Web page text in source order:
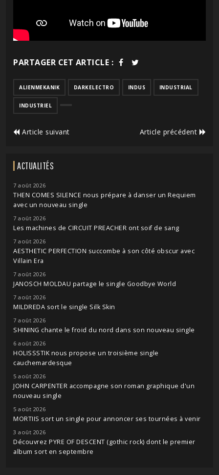
PARTAGER CET ARTICLE :
ALIENMEKANIK DARKELECTRO INDUS INDUSTRIAL
INDUSTRIEL
Article suivant Article précédent
ACTUALITÉS
7 août 2026
THEN COMES SILENCE nous prépare à danser un Requiem
avec un nouveau single
7 août 2026
Les machines de CIRCUIT PREACHER ont soif de sang
7 août 2026
AESTHETIC PERFECTION succombe à son côté obscur avec
Villain Era
7 août 2026
JANOSCH MOLDAU partage le single Goodbye World
7 août 2026
MILDREDA sort le single Silk Skin
7 août 2026
SHINING chante le froid du nord dans son nouveau single
6 août 2026
HOLISSSTIK nous propose un troisième single
cauchemardesque
5 août 2026
JOHN CARPENTER accompagne son roman graphique d'un
nouveau single
5 août 2026
MORTIIS sort un single pour annoncer ses tournées à venir
3 août 2026
Découvrez PYRE OF DESCENT (gothic rock) dont le premier
album sort en septembre